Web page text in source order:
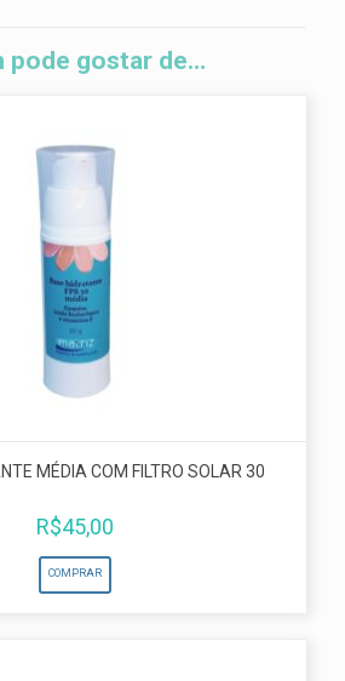
pode gostar de…
MÉDIA COM FILTRO SOLAR 30
R$45,00
COMPRAR